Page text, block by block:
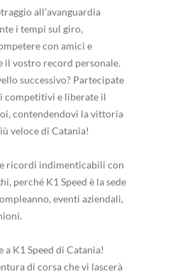
all’avanguardia
i tempi sul giro,
con amici e
il vostro record personale.
successivo? Partecipate
competitivi e liberate il
contendendovi la vittoria
veloce di Catania!
ricordi indimenticabili con
perché K1 Speed è la sede
eventi aziendali,
K1 Speed di Catania!
di corsa che vi lascerà